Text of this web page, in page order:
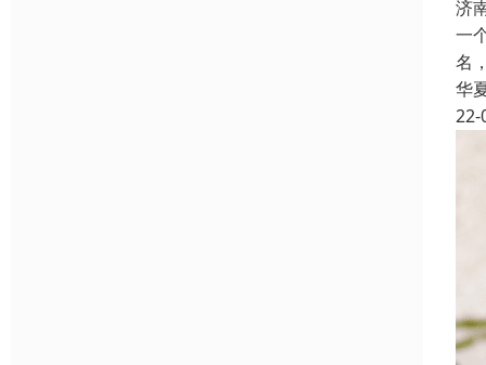
济
一
名
华
22-